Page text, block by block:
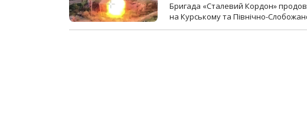
Бригада «Сталевий Кордон»
на Курському та Північно-